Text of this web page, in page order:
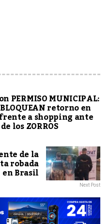
PERMISO MUNICIPAL:
retorno en
a shopping ante
los ZORROS
de la
robada
en Brasil
Next Post